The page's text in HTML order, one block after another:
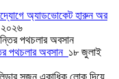
উদ্যোগে অ্যাডভোকেট হারুন অর
পথচলার অবসান ১৮ জুলাই